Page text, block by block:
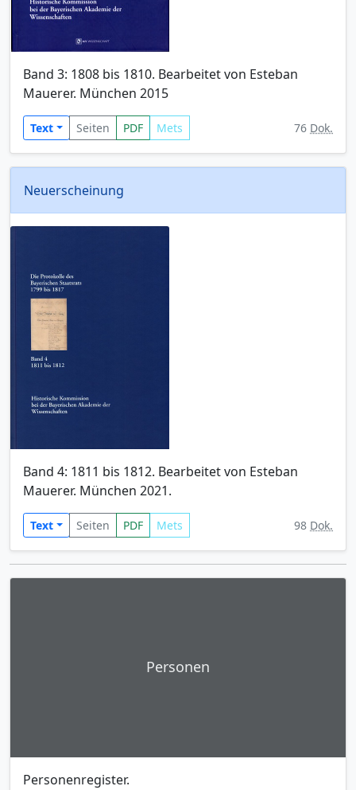
Band 3: 1808 bis 1810. Bearbeitet von Esteban
Mauerer. München 2015
Text Seiten PDF Mets 76 Dok.
Neuerscheinung
Band 4: 1811 bis 1812. Bearbeitet von Esteban
Mauerer. München 2021.
Text Seiten PDF Mets 98 Dok.
Personen
Personenregister.